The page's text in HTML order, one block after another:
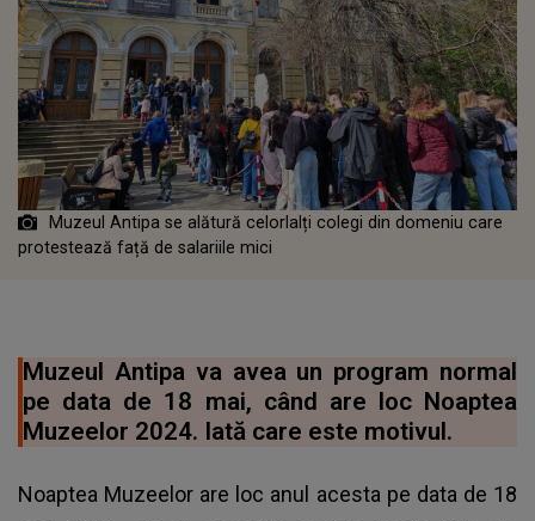
Muzeul Antipa se alătură celorlalți colegi din domeniu care
protestează față de salariile mici
Muzeul Antipa va avea un program normal
pe data de 18 mai, când are loc Noaptea
Muzeelor 2024. Iată care este motivul.
Noaptea Muzeelor are loc anul acesta pe data de 18